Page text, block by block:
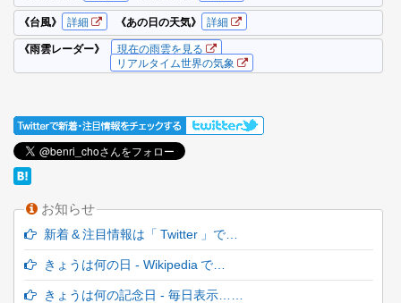
お知らせ
新着 & 注目情報は「 Twitter 」で…
きょうは何の日 - Wikipedia で…
きょうは何の記念日 - 毎日表示……